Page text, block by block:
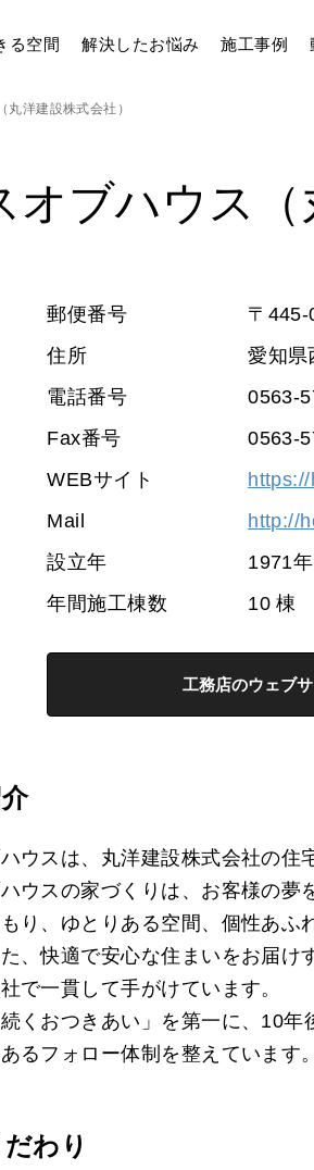
る空間 解決したお悩み 施工事例
丸洋建設株式会社）
オブハウス（
郵便番号
〒445-
住所
愛知県
電話番号
Fax番号
WEBサイト
Mail
http://
設立年
1971年
年間施工棟数
10 棟
工務店のウェブ
ウスは、丸洋建設株式会社の住
ウスの家づくりは、お客様の
り、ゆとりある空間、個性あ
、快適で安心な住まいをお届
で一貫して手がけています。
続くおつきあい」を第一に、10
るフォロー体制を整えています。
わり